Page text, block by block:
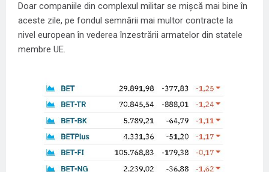
Doar companiile din complexul militar se mișcă mai bine în
aceste zile, pe fondul semnării mai multor contracte la
nivel european în vederea înzestrării armatelor din statele
membre UE.